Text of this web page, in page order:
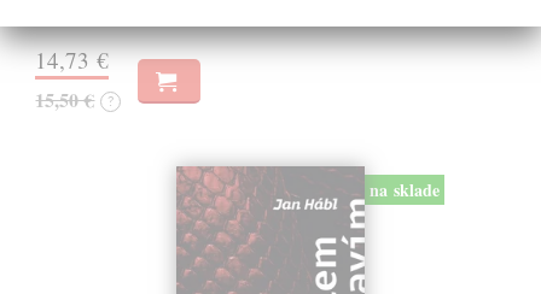
14,73 €
15,50 € ?
na sklade